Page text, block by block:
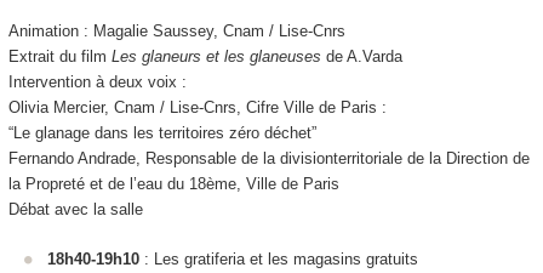
Animation : Magalie Saussey, Cnam / Lise-Cnrs
Extrait du film Les glaneurs et les glaneuses de A.Varda
Intervention à deux voix :
Olivia Mercier, Cnam / Lise-Cnrs, Cifre Ville de Paris :
“Le glanage dans les territoires zéro déchet”
Fernando Andrade, Responsable de la divisionterritoriale de la Direction de
la Propreté et de l’eau du 18ème, Ville de Paris
Débat avec la salle
18h40-19h10 : Les gratiferia et les magasins gratuits